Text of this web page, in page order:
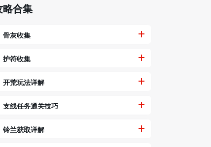
略合集
骨灰收集
护符收集
开荒玩法详解
支线任务通关技巧
铃兰获取详解